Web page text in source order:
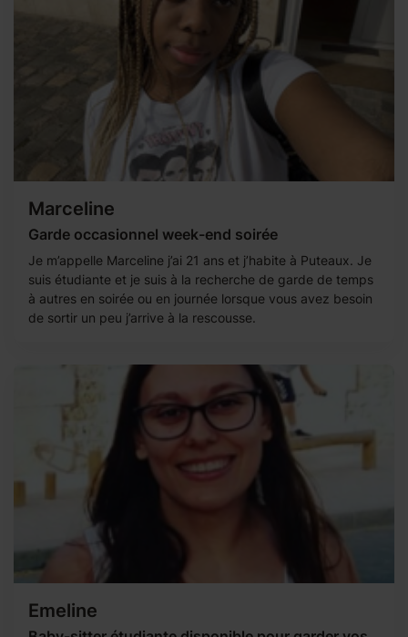
Marceline
Garde occasionnel week-end soirée
Je m’appelle Marceline j’ai 21 ans et j’habite à Puteaux. Je
suis étudiante et je suis à la recherche de garde de temps
à autres en soirée ou en journée lorsque vous avez besoin
de sortir un peu j’arrive à la rescousse.
Emeline